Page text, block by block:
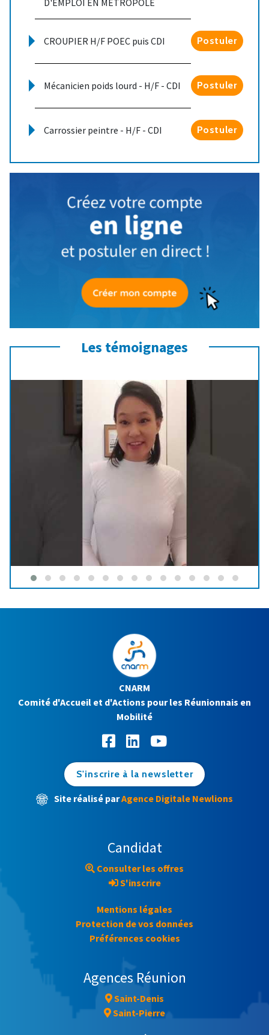
D'EMPLOI EN METROPOLE
CROUPIER H/F POEC puis CDI Postuler
Mécanicien poids lourd - H/F - CDI Postuler
Carrossier peintre - H/F - CDI Postuler
Les témoignages
Agences Réunion
Saint-Denis
Saint-Pierre
CNARM
Comité d'Accueil et d'Actions pour les Réunionnais en
Mobilité
S'inscrire à la newsletter
Site réalisé parAgence Digitale Newlions
Candidat
Consulter les offres
S'inscrire
Mentions légales
Protection de vos données
Préférences cookies